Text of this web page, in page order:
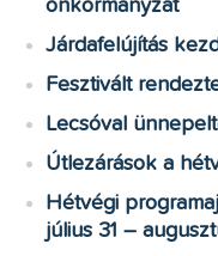
önkormányzat
Járdafelújítás
Fesztivált
Lecsóval
Útlezárások a
Hétvégi
július 31 –